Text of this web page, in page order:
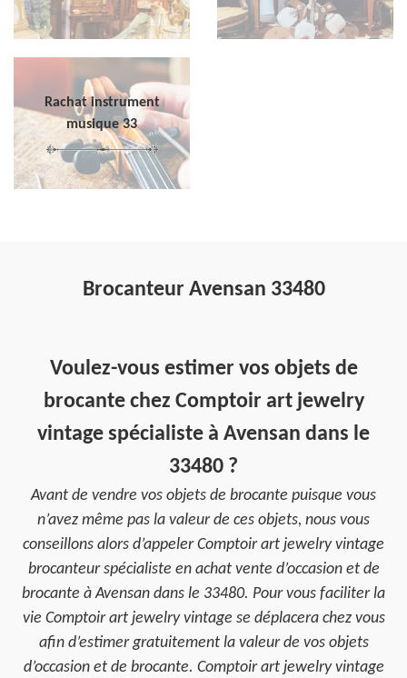
Rachat instrument
musique 33
Brocanteur Avensan 33480
Voulez-vous estimer vos objets de
brocante chez Comptoir art jewelry
vintage spécialiste à Avensan dans le
33480 ?
Avant de vendre vos objets de brocante puisque vous
n’avez même pas la valeur de ces objets, nous vous
conseillons alors d’appeler Comptoir art jewelry vintage
brocanteur spécialiste en achat vente d’occasion et de
brocante à Avensan dans le 33480. Pour vous faciliter la
vie Comptoir art jewelry vintage se déplacera chez vous
afin d’estimer gratuitement la valeur de vos objets
d’occasion et de brocante. Comptoir art jewelry vintage